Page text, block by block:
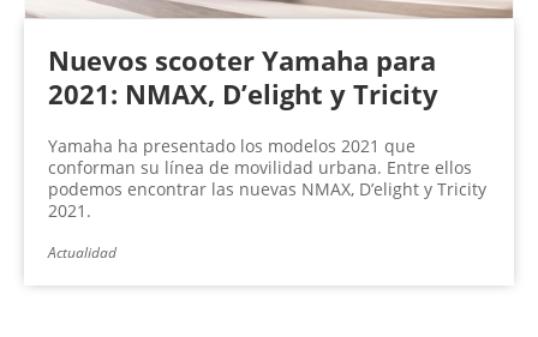
Nuevos scooter Yamaha para
2021: NMAX, D’elight y Tricity
Yamaha ha presentado los modelos 2021 que
conforman su línea de movilidad urbana. Entre ellos
podemos encontrar las nuevas NMAX, D’elight y Tricity
2021.
Actualidad